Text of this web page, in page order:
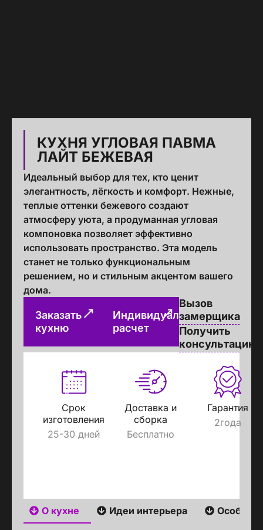
КУХНЯ УГЛОВАЯ ПАВМА
ЛАЙТ БЕЖЕВАЯ
Идеальный выбор для тех, кто ценит
элегантность, лёгкость и комфорт. Нежные,
теплые оттенки бежевого создают
атмосферу уюта, а продуманная угловая
компоновка позволяет эффективно
использовать пространство. Эта модель
станет не только функциональным
решением, но и стильным акцентом вашего
дома.
Заказать
кухню
Индивидуальный
расчет
Вызов
замерщика
Получить
консультацию
Срок
изготовления
25-30 дней
Доставка и
сборка
Бесплатно
Гарантия
2года
О кухне Идеи интерьера